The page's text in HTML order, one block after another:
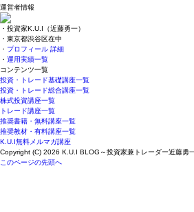
運営者情報
・投資家K.U.I（近藤勇一）
・東京都渋谷区在中
・ プロフィール 詳細
・ 運用実績一覧
コンテンツ一覧
投資・トレード基礎講座一覧
投資・トレード総合講座一覧
株式投資講座一覧
トレード講座一覧
推奨書籍・無料講座一覧
推奨教材・有料講座一覧
K.U.I無料メルマガ講座
Copyright (C) 2026 K.U.I BLOG～投資家兼トレーダー近藤勇
このページの先頭へ